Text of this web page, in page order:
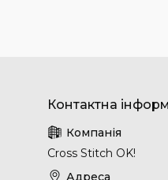
Cross Stitch OK!